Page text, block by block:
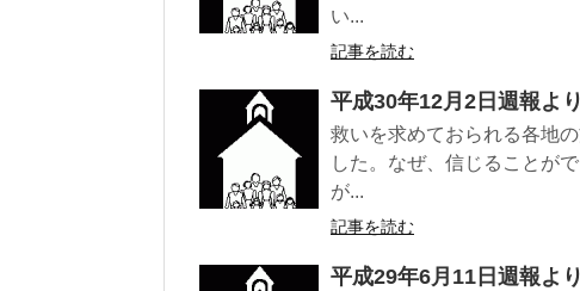
い...
記事を読む
平成30年12月2日週報より
救いを求めておられる各地
した。なぜ、信じることが
が...
記事を読む
平成29年6月11日週報より